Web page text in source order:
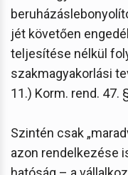
jét követően
teljesítése nélkül
szakmagyakorlási
11.) Korm. rend. 47.
Szintén csak
azon rendelkezése